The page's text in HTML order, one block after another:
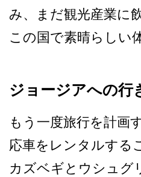
み、まだ観光産業に
この国で素晴らしい
ジョージアへの行
もう一度旅行を計画
応車をレンタルする
カ­ズベギとウシュグ